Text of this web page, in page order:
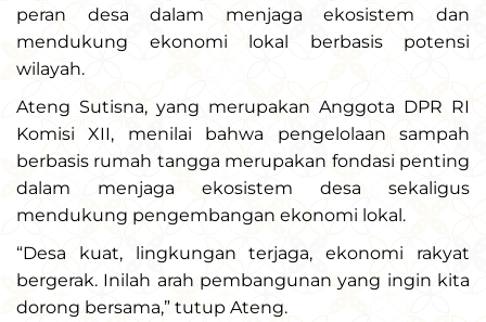
peran desa dalam menjaga ekosistem dan
mendukung ekonomi lokal berbasis potensi
wilayah.
Ateng Sutisna, yang merupakan Anggota DPR RI
Komisi XII, menilai bahwa pengelolaan sampah
berbasis rumah tangga merupakan fondasi penting
dalam menjaga ekosistem desa sekaligus
mendukung pengembangan ekonomi lokal.
“Desa kuat, lingkungan terjaga, ekonomi rakyat
bergerak. Inilah arah pembangunan yang ingin kita
dorong bersama,” tutup Ateng.